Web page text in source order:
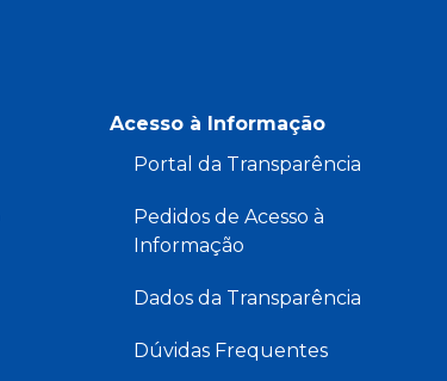
Acesso à Informação
Portal da Transparência
Pedidos de Acesso à
Informação
Dados da Transparência
Dúvidas Frequentes